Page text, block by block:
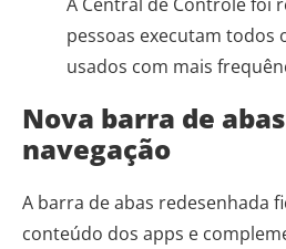
pessoas executam todos
usados com mais
Nova barra de
navegação
A barra de abas redesenhada
conteúdo dos apps e